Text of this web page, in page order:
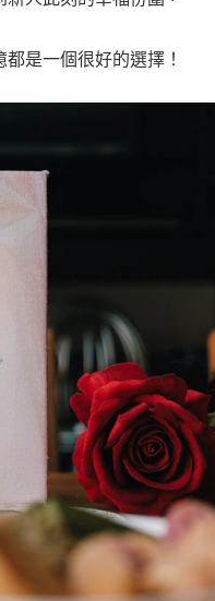
是一個很好的選擇！